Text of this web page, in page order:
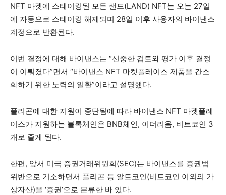
NFT 마켓에 스테이킹된 모든 랜드(LAND) NFT는 오는 27일
에 자동으로 스테이킹 해제되며 28일 이후 사용자의 바이낸스
계정으로 반환된다.
이번 결정에 대해 바이낸스는 “신중한 검토와 평가 이후 결정
이 이뤄졌다”면서 “바이낸스 NFT 마켓플레이스 제품을 간소
화하기 위한 노력의 일환”이라고 설명했다.
폴리곤에 대한 지원이 중단됨에 따라 바이낸스 NFT 마켓플레
이스가 지원하는 블록체인은 BNB체인, 이더리움, 비트코인 3
개로 줄게 된다.
한편, 앞서 미국 증권거래위원회(SEC)는 바이낸스를 증권법
위반으로 기소하면서 폴리곤 등 알트코인(비트코인 이외의 가
상자산)을 ‘증권’으로 분류한 바 있다.